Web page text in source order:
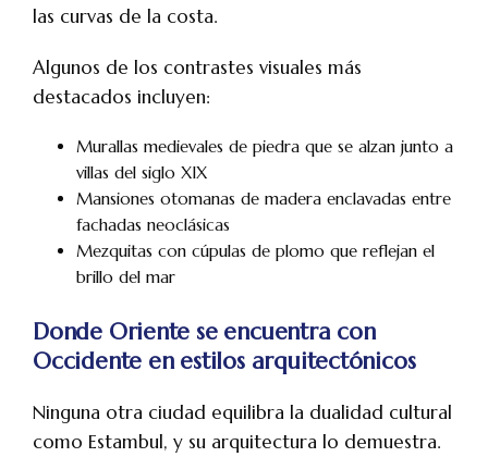
las curvas de la costa.
Algunos de los contrastes visuales más
destacados incluyen:
Murallas medievales de piedra que se alzan junto a
villas del siglo XIX
Mansiones otomanas de madera enclavadas entre
fachadas neoclásicas
Mezquitas con cúpulas de plomo que reflejan el
brillo del mar
Donde Oriente se encuentra con
Occidente en estilos arquitectónicos
Ninguna otra ciudad equilibra la dualidad cultural
como Estambul, y su arquitectura lo demuestra.